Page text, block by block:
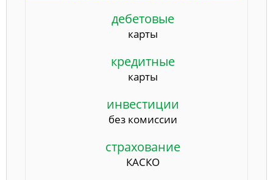
дебетовые
карты
кредитные
карты
инвестиции
без комиссии
страхование
КАСКО